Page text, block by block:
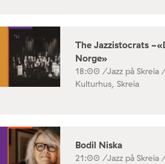
The Jazzistocrats -
Norge»
18:00 /Jazz på
Kulturhus, Skreia
Bodil Niska
21:00 /Jazz på